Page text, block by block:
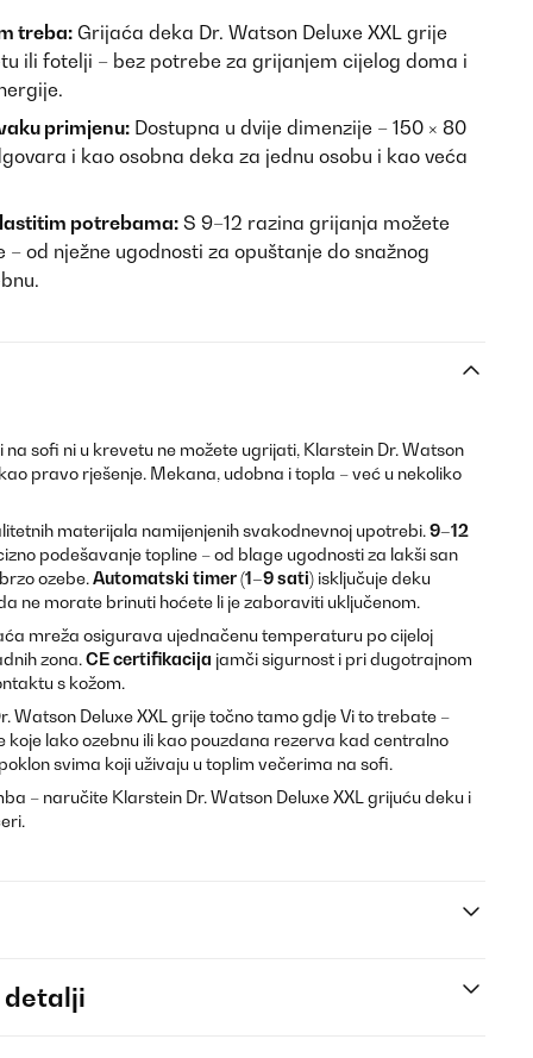
treba: Grijaća deka Dr. Watson Deluxe XXL grije
ili fotelji – bez potrebe za grijanjem cijelog doma i
primjenu: Dostupna u dvije dimenzije – 150 × 80
i kao osobna deka za jednu osobu i kao veća
potrebama:S 9–12 razina grijanja možete
od nježne ugodnosti za opuštanje do snažnog
sofi ni u krevetu ne možete ugrijati, Klarstein Dr. Watson
pravo rješenje. Mekana, udobna i topla – već u nekoliko
materijala namijenjenih svakodnevnoj upotrebi.9–12
podešavanje topline – od blage ugodnosti za lakši san
ozebe.Automatski timer (1–9 sati) isključuje deku
ne morate brinuti hoćete li je zaboraviti uključenom.
mreža osigurava ujednačenu temperaturu po cijeloj
zona.CE certifikacija jamči sigurnost i pri dugotrajnom
s kožom.
Watson Deluxe XXL grije točno tamo gdje Vi to trebate –
koje lako ozebnu ili kao pouzdana rezerva kad centralno
svima koji uživaju u toplim večerima na sofi.
– naručite Klarstein Dr. Watson Deluxe XXL grijuću deku i
detalji